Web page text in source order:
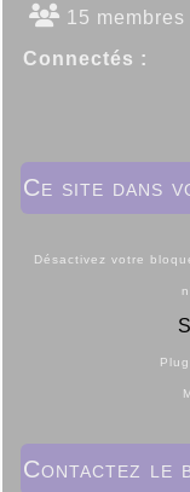
15 membres
Connectés :
Ce site dans
Désactivez votre
Contactez le